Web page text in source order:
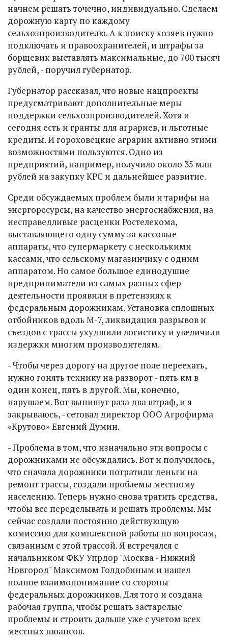
начнем решать точечно, индивидуально. Сделаем
дорожную карту по каждому
сельхозпроизводителю. А к поиску хозяев нужно
подключать и правоохранителей, и штрафы за
борщевик выставлять максимальные, до 700 тысяч
рублей, - поручил губернатор.
Губернатор рассказал, что новые нацпроекты
предусматривают дополнительные меры
поддержки сельхозпроизводителей. Хотя и
сегодня есть и гранты для аграриев, и льготные
кредиты. И гороховецкие аграрии активно этими
возможностями пользуются. Одно из
предприятий, например, получило около 35 млн
рублей на закупку КРС и дальнейшее развитие.
Среди обсуждаемых проблем были и тарифы на
энергоресурсы, на качество энергоснабжения, на
несправедливые расценки Ростелекома,
выставляющего одну сумму за кассовые
аппараты, что супермаркету с несколькими
кассами, что сельскому магазинчику с одним
аппаратом. Но самое большое единодушие
предприниматели из самых разных сфер
деятельности проявили в претензиях к
федеральным дорожникам. Установка сплошных
отбойников вдоль М-7, ликвидация разрывов и
съездов с трассы ухудшили логистику и увеличили
издержки многим производителям.
- Чтобы через дорогу на другое поле переехать,
нужно гонять технику на разворот - пять км в
один конец, пять в другой. Мы, конечно,
нарушаем. Вот выпишут раза два штраф, и я
закрываюсь, - сетовал директор ООО Агрофирма
«Крутово» Евгений Думин.
- Проблема в том, что изначально эти вопросы с
дорожниками не обсуждались. Вот и получилось,
что сначала дорожники потратили деньги на
ремонт трассы, создали проблемы местному
населению. Теперь нужно снова тратить средства,
чтобы все переделывать и решать проблемы. Мы
сейчас создали постоянно действующую
комиссию для комплексной работы по вопросам,
связанным с этой трассой. Я встречался с
начальником ФКУ Упрдор "Москва - Нижний
Новгород" Максимом Голдобиным и нашел
полное взаимопонимание со стороны
федеральных дорожников. Для того и создана
рабочая группа, чтобы решать застарелые
проблемы и строить дальше уже с учетом всех
местных нюансов.